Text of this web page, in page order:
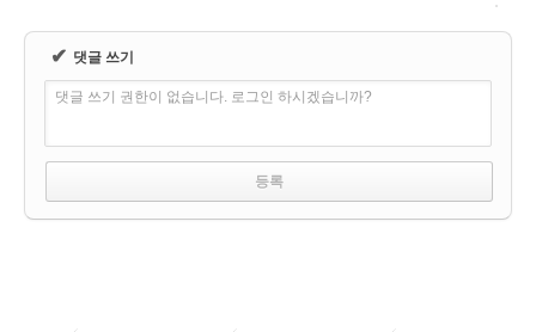
✔ 댓글 쓰기
댓글 쓰기 권한이 없습니다. 로그인 하시겠습니까?